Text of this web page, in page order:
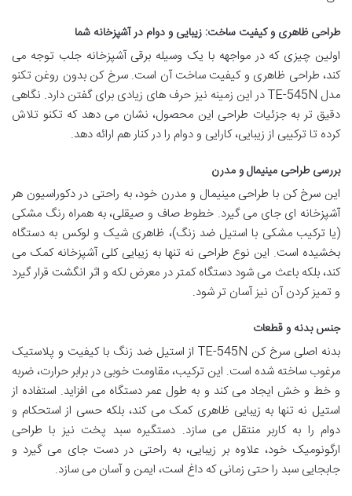
طراحی ظاهری و کیفیت ساخت: زیبایی و دوام در آشپزخانه شما
اولین چیزی که در مواجهه با یک وسیله برقی آشپزخانه جلب توجه می
کند، طراحی ظاهری و کیفیت ساخت آن است. سرخ کن بدون روغن تکنو
مدل TE-545N در این زمینه نیز حرف های زیادی برای گفتن دارد. نگاهی
دقیق تر به جزئیات طراحی این محصول، نشان می دهد که تکنو تلاش
کرده تا ترکیبی از زیبایی، کارایی و دوام را در کنار هم ارائه دهد.
بررسی طراحی مینیمال و مدرن
این سرخ کن با طراحی مینیمال و مدرن خود، به راحتی در دکوراسیون هر
آشپزخانه ای جای می گیرد. خطوط صاف و صیقلی، به همراه رنگ مشکی
(یا ترکیب مشکی با استیل ضد زنگ)، ظاهری شیک و لوکس به دستگاه
بخشیده است. این نوع طراحی نه تنها به زیبایی کلی آشپزخانه کمک می
کند، بلکه باعث می شود دستگاه کمتر در معرض لکه و اثر انگشت قرار گیرد
و تمیز کردن آن نیز آسان تر شود.
جنس بدنه و قطعات
بدنه اصلی سرخ کن TE-545N از استیل ضد زنگ با کیفیت و پلاستیک
مرغوب ساخته شده است. این ترکیب، مقاومت خوبی در برابر حرارت، ضربه
و خط و خش ایجاد می کند و به طول عمر دستگاه می افزاید. استفاده از
استیل نه تنها به زیبایی ظاهری کمک می کند، بلکه حسی از استحکام و
دوام را به کاربر منتقل می سازد. دستگیره سبد پخت نیز با طراحی
ارگونومیک خود، علاوه بر زیبایی، به راحتی در دست جای می گیرد و
جابجایی سبد را حتی زمانی که داغ است، ایمن و آسان می سازد.